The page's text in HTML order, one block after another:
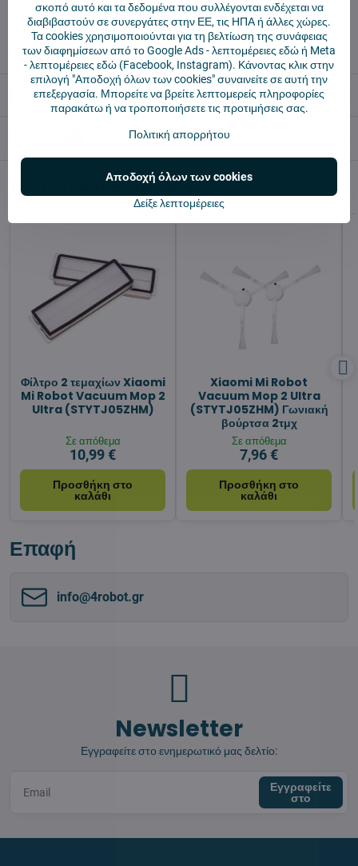
✅ Έτοιμο για άμεση αποστολή
✅ ΔΩΡΕΑΝ αποστολή πάνω από 55 €
✅ Πολιτική επιστροφής 14 ημερών
Περιγραφή
Εναλλακτικά προϊόντα
Φίλτρο 2 τεμαχίων Xiaomi
Mi Robot Vacuum Mop 2
Ultra (STYTJ05ZHM)
Σε απόθεμα
10,99 €
Προσθήκη στο
καλάθι
Xiaomi Mi Robot
Vacuum Mop 2 Ultra
(STYTJ05ZHM) Γωνιακή
βούρτσα 2τμχ
Σε απόθεμα
7,96 €
Προσθήκη στο
καλάθι
Επαφή
info​@4robot​.gr
Newsletter
Εγγραφείτε στο ενημερωτικό μας δελτίο:
Εγγραφείτε
στο
σκοπό αυτό και τα δεδομένα που συλλέγονται ενδέχεται να
διαβιβαστούν σε συνεργάτες στην ΕΕ, τις ΗΠΑ ή άλλες χώρες.
Τα cookies χρησιμοποιούνται για τη βελτίωση της συνάφειας
των διαφημίσεων από το Google Ads -λεπτομέρειες εδώή Meta
-λεπτομέρειες εδώ (Facebook, Instagram). Κάνοντας κλικ στην
επιλογή "Αποδοχή όλων των cookies" συναινείτε σε αυτή την
επεξεργασία. Μπορείτε να βρείτε λεπτομερείς πληροφορίες
παρακάτω ή να τροποποιήσετε τις προτιμήσεις σας.
Πολιτική απορρήτου
Δείξε λεπτομέρειες
Αποδοχή όλων των cookies